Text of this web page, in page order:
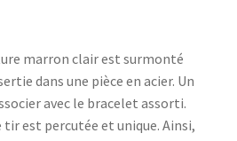
marron clair est surmonté
dans une pièce en acier. Un
avec le bracelet assorti.
tir est percutée et unique. Ainsi,